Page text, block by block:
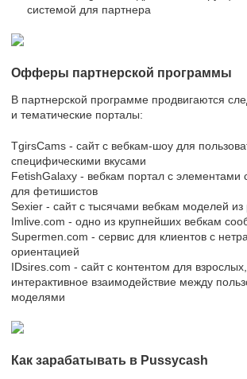
системой для партнера
Офферы партнерской программы
В партнерской программе продвигаются
и тематические порталы:
TgirsCams - сайт с вебкам-шоу для
специфическими вкусами
FetishGalaxy - вебкам портал с элементами
для фетишистов
Sexier - сайт с тысячами вебкам моделей из
Imlive.com - одно из крупнейших вебкам
Supermen.com - сервис для клиентов с
ориентацией
IDsires.com - сайт с контентом для
интерактивное взаимодействие между
моделями
Как зарабатывать в Pussycash